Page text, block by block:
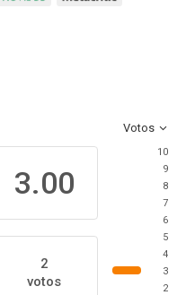
Votos
3.00
2
votos
10
9
8
7
6
5
4
3
2